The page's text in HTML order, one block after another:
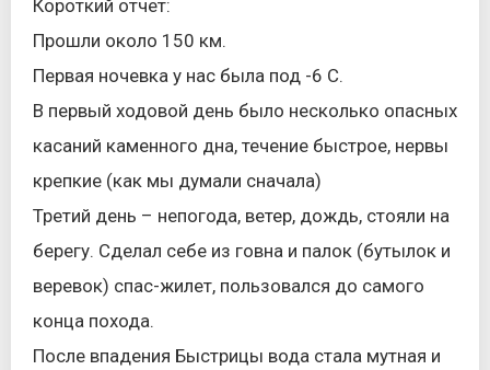
Короткий отчет:
Прошли около 150 км.
Первая ночевка у нас была под -6 С.
В первый ходовой день было несколько опасных
касаний каменного дна, течение быстрое, нервы
крепкие (как мы думали сначала)
Третий день – непогода, ветер, дождь, стояли на
берегу. Сделал себе из говна и палок (бутылок и
веревок) спас-жилет, пользовался до самого
конца похода.
После впадения Быстрицы вода стала мутная и